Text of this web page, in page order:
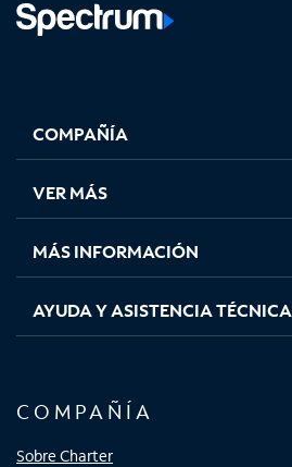
abre
en
pestaña
nueva
abre
en
pestaña
nueva
abre
en
pestaña
nueva
en
nueva
COMPAÑÍA
VER MÁS
MÁS INFORMACIÓN
AYUDA Y ASISTENCIA TÉCNICA
COMPAÑÍA
Sobre Charter